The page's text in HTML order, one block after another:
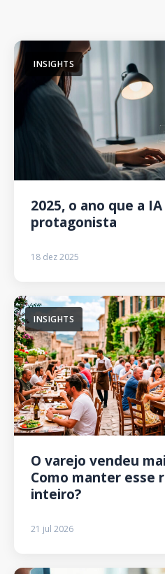
INSIGHTS
2025, o ano que a
protagonista
18 dez 2025
INSIGHTS
O varejo vendeu
Como manter esse
inteiro?
21 jul 2026